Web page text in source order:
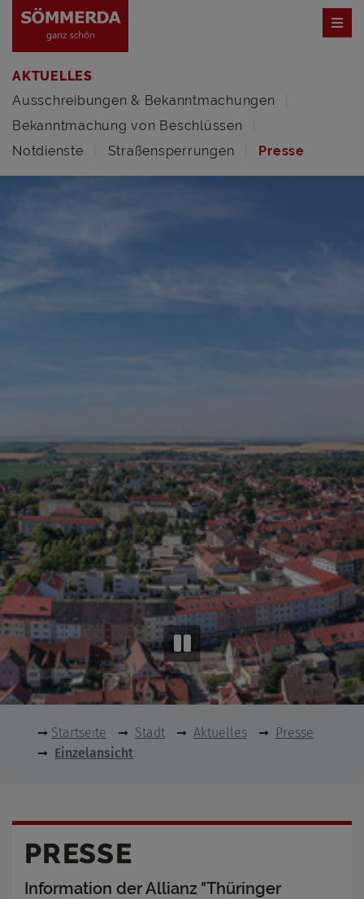
AKTUELLES
Ausschreibungen & Bekanntmachungen
Bekanntmachung von Beschlüssen
Notdienste
Straßensperrungen Presse
Startseite Stadt Aktuelles
Presse
Einzelansicht
PRESSE
Information der Allianz "Thüringer